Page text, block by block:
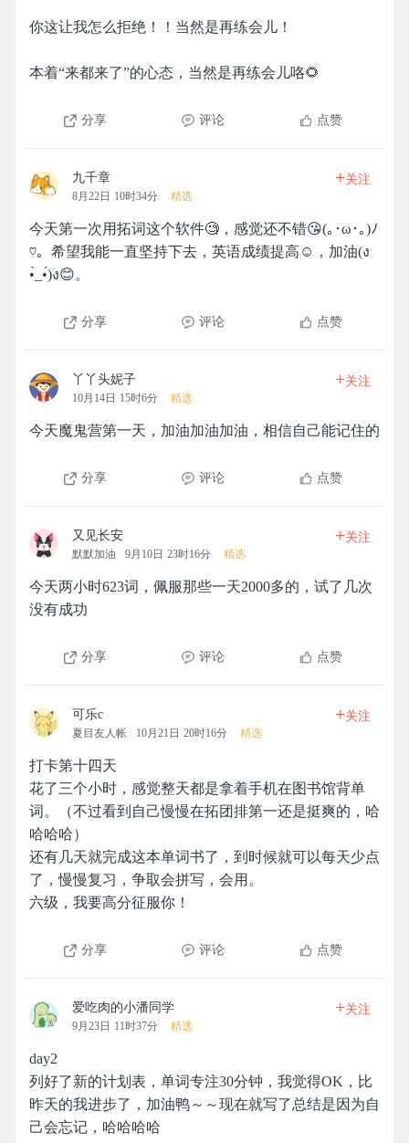
你这让我怎么拒绝！！当然是再练会儿！
本着“来都来了”的心态，当然是再练会儿咯🌻
分享 评论 点赞
九千章
8月22日 10时34分 精选
+关注
今天第一次用拓词这个软件🧐，感觉还不错😘(｡･ω･｡)ﾉ
♡。希望我能一直坚持下去，英语成绩提高☺️，加油(ง
•̀_•́)ง😊。
分享 评论 点赞
丫丫头妮子
10月14日 15时6分 精选
+关注
今天魔鬼营第一天，加油加油加油，相信自己能记住的
分享 评论 点赞
又见长安
默默加油 9月10日 23时16分 精选
+关注
今天两小时623词，佩服那些一天2000多的，试了几次
没有成功
分享 评论 点赞
可乐c
夏目友人帐 10月21日 20时16分 精选
+关注
打卡第十四天
花了三个小时，感觉整天都是拿着手机在图书馆背单
词。（不过看到自己慢慢在拓团排第一还是挺爽的，哈
哈哈哈）
还有几天就完成这本单词书了，到时候就可以每天少点
了，慢慢复习，争取会拼写，会用。
六级，我要高分征服你！
分享 评论 点赞
爱吃肉的小潘同学
9月23日 11时37分 精选
+关注
day2
列好了新的计划表，单词专注30分钟，我觉得OK，比
昨天的我进步了，加油鸭～～现在就写了总结是因为自
己会忘记，哈哈哈哈